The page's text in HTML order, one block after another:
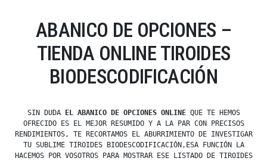
ABANICO DE OPCIONES –
TIENDA ONLINE TIROIDES
BIODESCODIFICACIÓN
SIN DUDA EL ABANICO DE OPCIONES ONLINEQUE TE HEMOS
OFRECIDO ES EL MEJOR RESUMIDO Y A LA PAR CON PRECISOS
RENDIMIENTOS, TE RECORTAMOS EL ABURRIMIENTO DE INVESTIGAR
TU SUBLIME TIROIDES BIODESCODIFICACIÓN,ESA FUNCIÓN LA
HACEMOS POR VOSOTROS PARA MOSTRAR ESE LISTADO DE TIROIDES